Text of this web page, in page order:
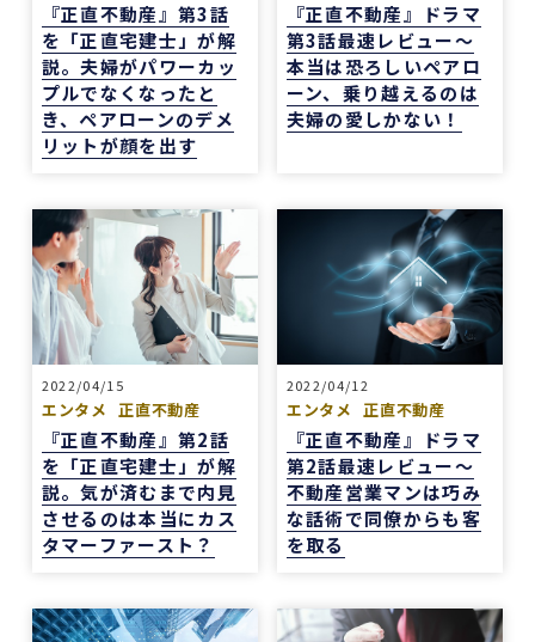
『正直不動産』第3話
を「正直宅建士」が解
説。夫婦がパワーカッ
プルでなくなったと
き、ペアローンのデメ
リットが顔を出す
『正直不動産』ドラマ
第3話最速レビュー～
本当は恐ろしいペアロ
ーン、乗り越えるのは
夫婦の愛しかない！
2022/04/15
エンタメ 正直不動産
『正直不動産』第2話
を「正直宅建士」が解
説。気が済むまで内見
させるのは本当にカス
タマーファースト？
2022/04/12
エンタメ 正直不動産
『正直不動産』ドラマ
第2話最速レビュー～
不動産営業マンは巧み
な話術で同僚からも客
を取る